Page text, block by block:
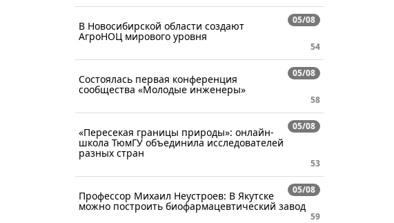
05/08
В Новосибирской области создают
АгроНОЦ мирового уровня
54
05/08
Состоялась первая конференция
сообщества «Молодые инженеры»
58
05/08
«Пересекая границы природы»: онлайн-
школа ТюмГУ объединила исследователей
разных стран
53
05/08
Профессор Михаил Неустроев: В Якутске
можно построить биофармацевтический завод
59